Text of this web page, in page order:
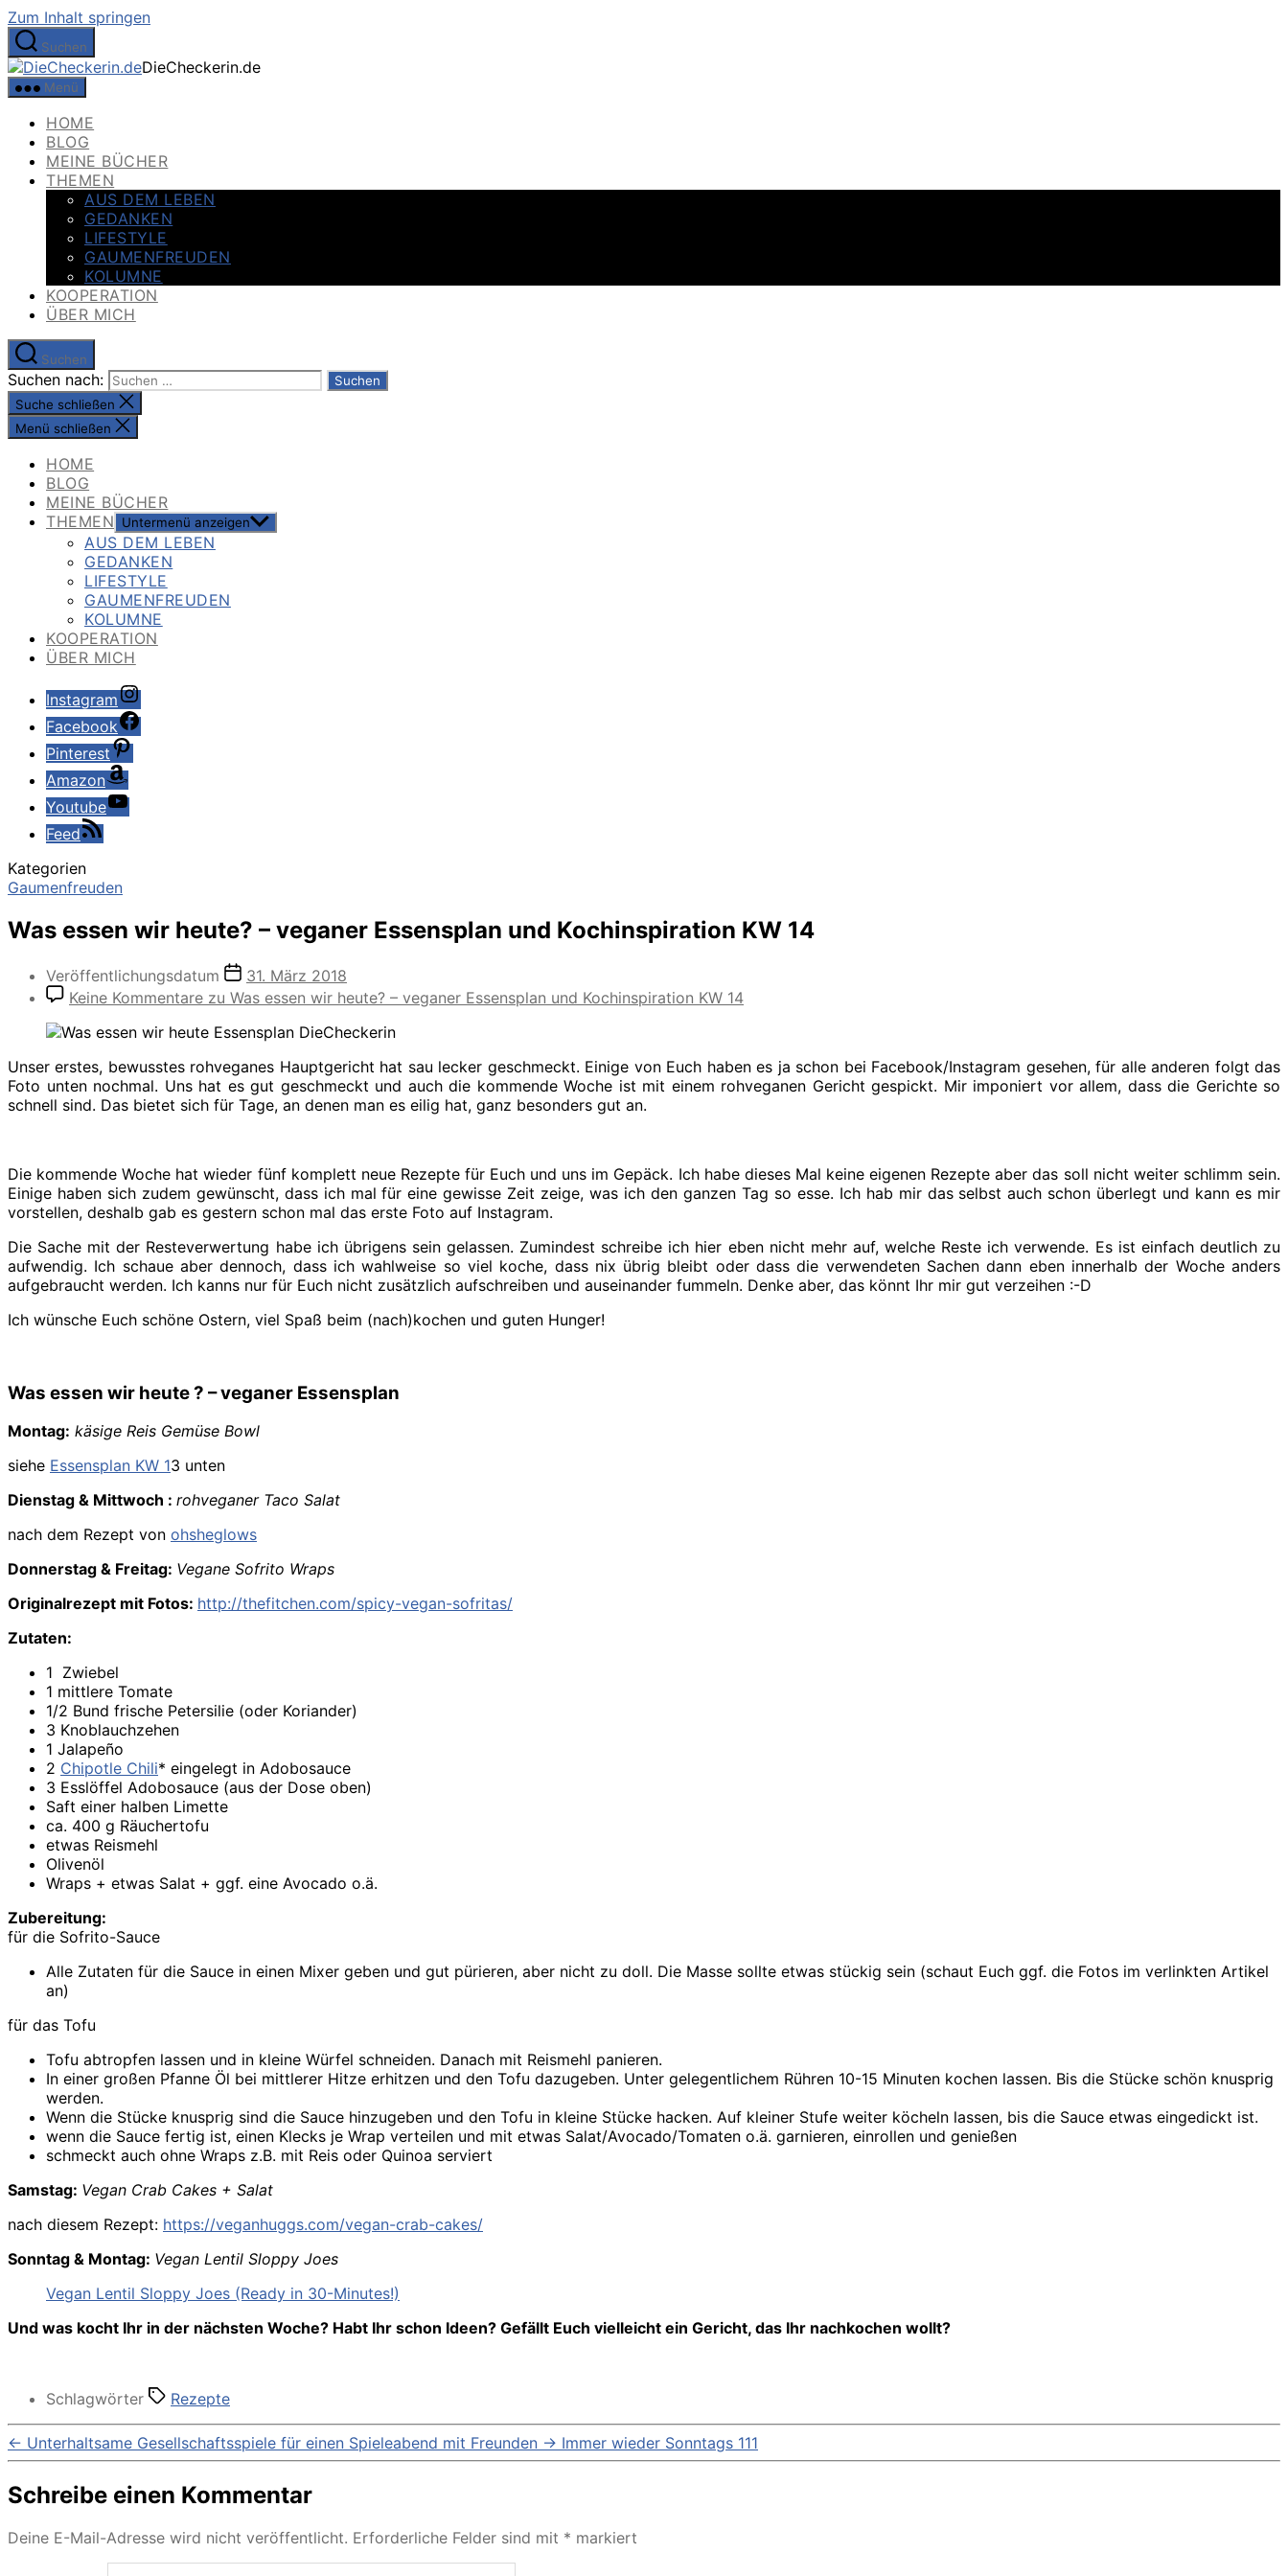
Zum Inhalt springen
Suchen
DieCheckerin.de
Menü
HOME
BLOG
MEINE BÜCHER
THEMEN
AUS DEM LEBEN
GEDANKEN
LIFESTYLE
GAUMENFREUDEN
KOLUMNE
KOOPERATION
ÜBER MICH
Suchen
Suchen nach:
Suche schließen
Menü schließen
HOME
BLOG
MEINE BÜCHER
THEMEN
Untermenü anzeigen
AUS DEM LEBEN
GEDANKEN
LIFESTYLE
GAUMENFREUDEN
KOLUMNE
KOOPERATION
ÜBER MICH
Instagram
Facebook
Pinterest
Amazon
Youtube
Feed
Kategorien
Gaumenfreuden
Was essen wir heute? – veganer Essensplan und Kochinspiration KW 14
Veröffentlichungsdatum
31. März 2018
Keine Kommentare zu Was essen wir heute? – veganer Essensplan und Kochinspiration KW 14
Unser erstes, bewusstes rohveganes Hauptgericht hat sau lecker geschmeckt. Einige von Euch haben es ja schon bei Facebook/Instagram gesehen, für alle anderen folgt das
Foto unten nochmal. Uns hat es gut geschmeckt und auch die kommende Woche ist mit einem rohveganen Gericht gespickt. Mir imponiert vor allem, dass die Gerichte so
schnell sind. Das bietet sich für Tage, an denen man es eilig hat, ganz besonders gut an.
Die kommende Woche hat wieder fünf komplett neue Rezepte für Euch und uns im Gepäck. Ich habe dieses Mal keine eigenen Rezepte aber das soll nicht weiter schlimm sein.
Einige haben sich zudem gewünscht, dass ich mal für eine gewisse Zeit zeige, was ich den ganzen Tag so esse. Ich hab mir das selbst auch schon überlegt und kann es mir
vorstellen, deshalb gab es gestern schon mal das erste Foto auf Instagram.
Die Sache mit der Resteverwertung habe ich übrigens sein gelassen. Zumindest schreibe ich hier eben nicht mehr auf, welche Reste ich verwende. Es ist einfach deutlich zu
aufwendig. Ich schaue aber dennoch, dass ich wahlweise so viel koche, dass nix übrig bleibt oder dass die verwendeten Sachen dann eben innerhalb der Woche anders
aufgebraucht werden. Ich kanns nur für Euch nicht zusätzlich aufschreiben und auseinander fummeln. Denke aber, das könnt Ihr mir gut verzeihen :-D
Ich wünsche Euch schöne Ostern, viel Spaß beim (nach)kochen und guten Hunger!
Was essen wir heute ? – veganer Essensplan
Montag: käsige Reis Gemüse Bowl
siehe Essensplan KW 13 unten
Dienstag & Mittwoch : rohveganer Taco Salat
nach dem Rezept von ohsheglows
Donnerstag & Freitag: Vegane Sofrito Wraps
Originalrezept mit Fotos: http://thefitchen.com/spicy-vegan-sofritas/
Zutaten:
1 Zwiebel
1 mittlere Tomate
1/2 Bund frische Petersilie (oder Koriander)
3 Knoblauchzehen
1 Jalapeño
2 Chipotle Chili* eingelegt in Adobosauce
3 Esslöffel Adobosauce (aus der Dose oben)
Saft einer halben Limette
ca. 400 g Räuchertofu
etwas Reismehl
Olivenöl
Wraps + etwas Salat + ggf. eine Avocado o.ä.
Zubereitung:
für die Sofrito-Sauce
Alle Zutaten für die Sauce in einen Mixer geben und gut pürieren, aber nicht zu doll. Die Masse sollte etwas stückig sein (schaut Euch ggf. die Fotos im verlinkten Artikel
an)
für das Tofu
Tofu abtropfen lassen und in kleine Würfel schneiden. Danach mit Reismehl panieren.
In einer großen Pfanne Öl bei mittlerer Hitze erhitzen und den Tofu dazugeben. Unter gelegentlichem Rühren 10-15 Minuten kochen lassen. Bis die Stücke schön knusprig
werden.
Wenn die Stücke knusprig sind die Sauce hinzugeben und den Tofu in kleine Stücke hacken. Auf kleiner Stufe weiter köcheln lassen, bis die Sauce etwas eingedickt ist.
wenn die Sauce fertig ist, einen Klecks je Wrap verteilen und mit etwas Salat/Avocado/Tomaten o.ä. garnieren, einrollen und genießen
schmeckt auch ohne Wraps z.B. mit Reis oder Quinoa serviert
Samstag: Vegan Crab Cakes + Salat
nach diesem Rezept: https://veganhuggs.com/vegan-crab-cakes/
Sonntag & Montag: Vegan Lentil Sloppy Joes
Vegan Lentil Sloppy Joes (Ready in 30-Minutes!)
Und was kocht Ihr in der nächsten Woche? Habt Ihr schon Ideen? Gefällt Euch vielleicht ein Gericht, das Ihr nachkochen wollt?
Schlagwörter Rezepte
← Unterhaltsame Gesellschaftsspiele für einen Spieleabend mit Freunden → Immer wieder Sonntags 111
Schreibe einen Kommentar
Deine E-Mail-Adresse wird nicht veröffentlicht. Erforderliche Felder sind mit * markiert